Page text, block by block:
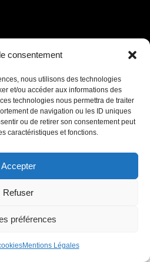
consentement
nous utilisons des technologies
et/ou accéder aux informations des
technologies nous permettra de traiter
de navigation ou les ID uniques
ou de retirer son consentement peut
caractéristiques et fonctions.
Accepter
Refuser
préférences
Mentions Légales
de Poupet
Design by Studio katra /